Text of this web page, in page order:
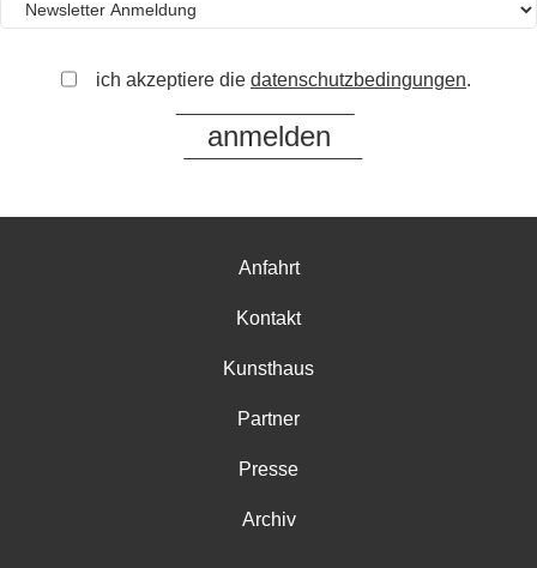
ich akzeptiere die datenschutzbedingungen.
Anfahrt
Kontakt
Kunsthaus
Partner
Presse
Archiv